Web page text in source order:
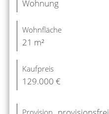
Wohnung
Wohnfläche
21 m²
Kaufpreis
129.000 €
Provision